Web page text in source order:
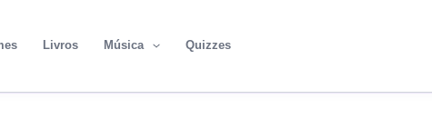
Livros Música Quizzes